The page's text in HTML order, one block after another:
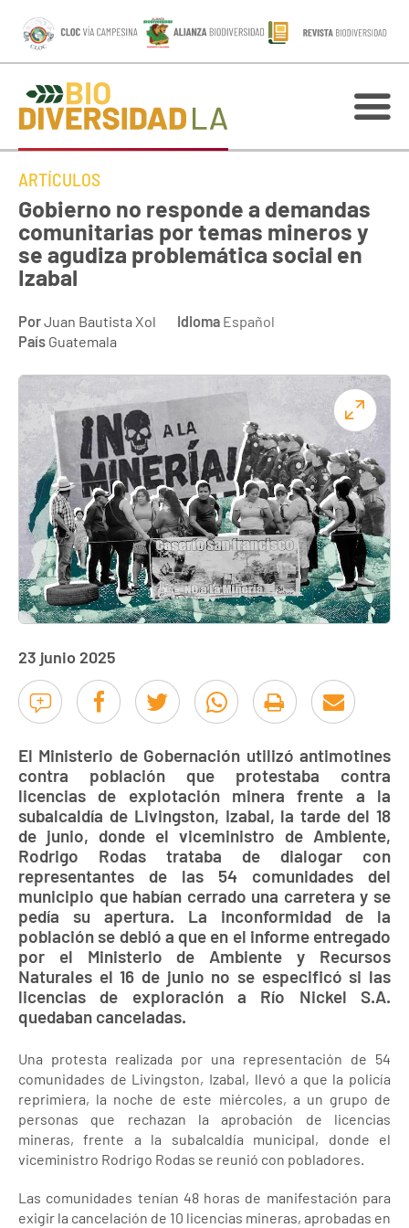
ARTÍCULOS
Gobierno no responde a demandas
comunitarias por temas mineros y
se agudiza problemática social en
Izabal
PorJuan Bautista Xol Idioma Español
País Guatemala
23 junio 2025
El Ministerio de Gobernación utilizó antimotines
contra población que protestaba contra
licencias de explotación minera frente a la
subalcaldía de Livingston, Izabal, la tarde del 18
de junio, donde el viceministro de Ambiente,
Rodrigo Rodas trataba de dialogar con
representantes de las 54 comunidades del
municipio que habían cerrado una carretera y se
pedía su apertura. La inconformidad de la
población se debió a que en el informe entregado
por el Ministerio de Ambiente y Recursos
Naturales el 16 de junio no se especificó si las
licencias de exploración a Río Nickel S.A.
quedaban canceladas.
Una protesta realizada por una representación de 54
comunidades de Livingston, Izabal, llevó a que la policía
reprimiera, la noche de este miércoles, a un grupo de
personas que rechazan la aprobación de licencias
mineras, frente a la subalcaldía municipal, donde el
viceministro Rodrigo Rodas se reunió con pobladores.
Las comunidades tenían 48 horas de manifestación para
exigir la cancelación de 10 licencias mineras, aprobadas en